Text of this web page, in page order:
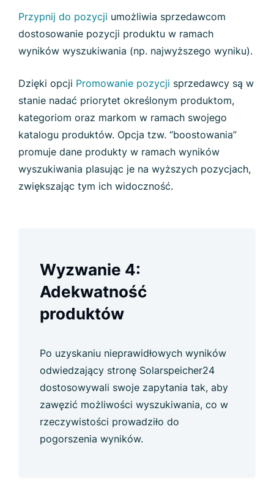
Przypnij do pozycji umożliwia sprzedawcom
dostosowanie pozycji produktu w ramach
wyników wyszukiwania (np. najwyższego wyniku).
Dzięki opcji Promowanie pozycji sprzedawcy są w
stanie nadać priorytet określonym produktom,
kategoriom oraz markom w ramach swojego
katalogu produktów. Opcja tzw. “boostowania”
promuje dane produkty w ramach wyników
wyszukiwania plasując je na wyższych pozycjach,
zwiększając tym ich widoczność.
Wyzwanie 4:
Adekwatność
produktów
Po uzyskaniu nieprawidłowych wyników
odwiedzający stronę Solarspeicher24
dostosowywali swoje zapytania tak, aby
zawęzić możliwości wyszukiwania, co w
rzeczywistości prowadziło do
pogorszenia wyników.